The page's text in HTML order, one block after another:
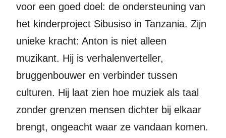
voor een goed doel: de ondersteuning van
het kinderproject Sibusiso in Tanzania. Zijn
unieke kracht: Anton is niet alleen
muzikant. Hij is verhalenverteller,
bruggenbouwer en verbinder tussen
culturen. Hij laat zien hoe muziek als taal
zonder grenzen mensen dichter bij elkaar
brengt, ongeacht waar ze vandaan komen.